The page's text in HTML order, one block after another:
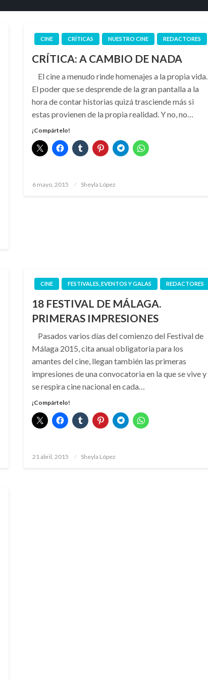
CINE CRÍTICAS NUESTRO CINE REDACTORES
CRÍTICA: A CAMBIO DE NADA
El cine a menudo rinde homenajes a la propia vida.
El poder que se desprende de la gran pantalla a la
hora de contar historias quizá trasciende más si
estas provienen de la propia realidad. Y no, no…
¡Compártelo!
Publicado
6 mayo, 2015 Sheyla López
CINE FESTIVALES, EVENTOS Y GALAS REDACTORES
18 FESTIVAL DE MÁLAGA.
PRIMERAS IMPRESIONES
Pasados varios días del comienzo del Festival de
Málaga 2015, cita anual obligatoria para los
amantes del cine, llegan también las primeras
impresiones de una convocatoria en la que se vive y
se respira cine nacional en cada…
¡Compártelo!
Publicado
21 abril, 2015 Sheyla López